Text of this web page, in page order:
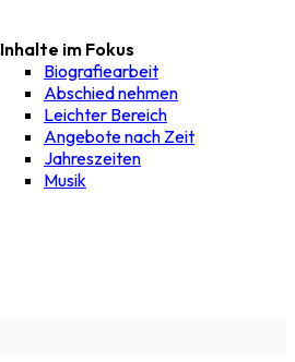
Inhalte im Fokus
Biografiearbeit
Abschied nehmen
Leichter Bereich
Angebote nach Zeit
Jahreszeiten
Musik